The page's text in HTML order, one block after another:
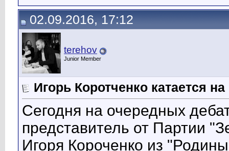
02.09.2016, 17:12
terehov
Junior Member
Игорь Коротченко катается
Сегодня на очередных
представитель от Партии
Игоря Короченко из